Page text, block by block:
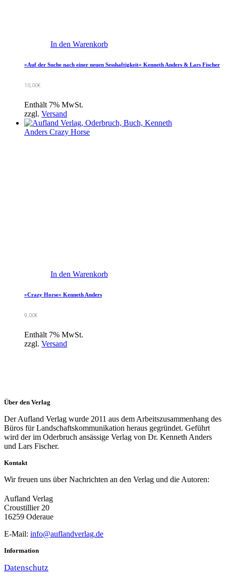
In den Warenkorb
»Auf der Suche nach einer neuen Sesshaftigkeit« Kenneth Anders & Lars Fischer
10,00€
Enthält 7% MwSt.
zzgl. Versand
In den Warenkorb
»Crazy Horse« Kenneth Anders
9,00€
Enthält 7% MwSt.
zzgl. Versand
Über den Verlag
Der Aufland Verlag wurde 2011 aus dem Arbeitszusammenhang des
Büros für Landschaftskommunikation heraus gegründet. Geführt
wird der im Oderbruch ansässige Verlag von Dr. Kenneth Anders
und Lars Fischer.
Kontakt
Wir freuen uns über Nachrichten an den Verlag und die Autoren:
Aufland Verlag
Croustillier 20
16259 Oderaue
E-Mail: info@auflandverlag.de
Information
Datenschutz